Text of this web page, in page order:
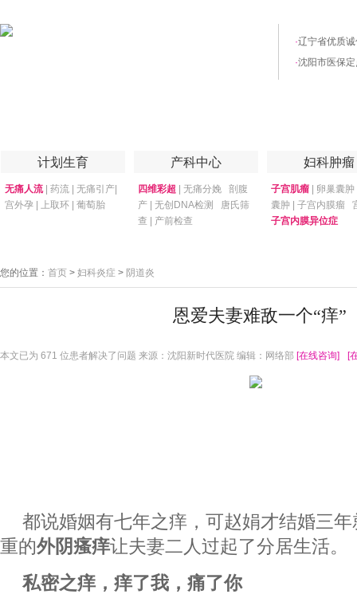
·辽宁省优质
·沈阳市医保
计划生育
无痛人流| 药流 无痛引产
宫外孕
上取环 葡萄胎
产科中心
四维彩超 无痛分娩
剖腹
产
无创DNA检测
唐氏筛
查
产前检查
妇科肿瘤
子宫肌瘤
卵巢囊肿
囊肿
子宫内膜瘤
子宫内膜异位症
您的位置： 首页 > 妇科炎症 > 阴道炎
恩爱夫妻难敌一个“痒”
本文已为 671 位患者解决了问题 来源：沈阳新时代医院 编辑：网络部 [在线咨询] [
都说婚姻有七年之痒，可赵娟才结婚三年
重的外阴瘙痒让夫妻二人过起了分居生活。
私密之痒，痒了我，痛了你